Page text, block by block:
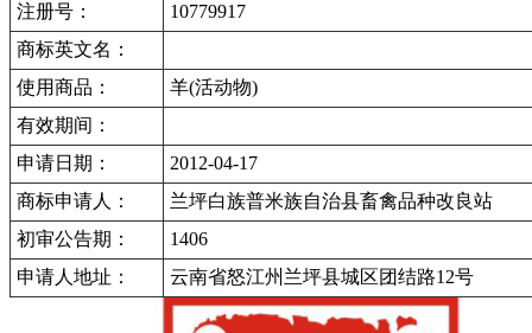
注册号：
10779917
商标英文名：
使用商品：
羊(活动物)
有效期间：
申请日期：
2012-04-17
商标申请人：
兰坪白族普米族自治县畜禽品种改良站
初审公告期：
1406
申请人地址：
云南省怒江州兰坪县城区团结路12号